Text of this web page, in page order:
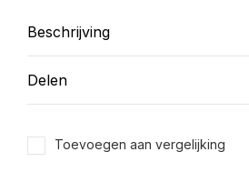
Beschrijving
Delen
Toevoegen aan vergelijking